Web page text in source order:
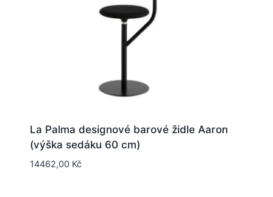
La Palma designové barové židle Aaron
(výška sedáku 60 cm)
14462,00 Kč